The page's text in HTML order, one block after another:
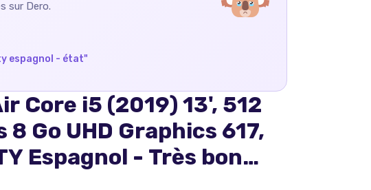
sur Dero.
espagnol - état"
Core i5 (2019) 13', 512
Go UHD Graphics 617,
Espagnol - Très bon